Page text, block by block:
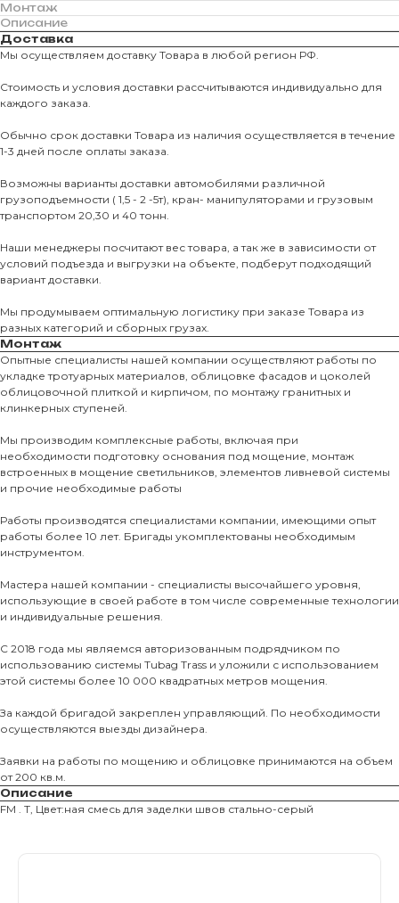
Монтаж
Описание
Доставка
Мы осуществляем доставку Товара в любой регион РФ.
Стоимость и условия доставки рассчитываются индивидуально для
каждого заказа.
Обычно срок доставки Товара из наличия осуществляется в течение
1-3 дней после оплаты заказа.
Возможны варианты доставки автомобилями различной
грузоподъемности ( 1,5 - 2 -5т), кран- манипуляторами и грузовым
транспортом 20,30 и 40 тонн.
Наши менеджеры посчитают вес товара, а так же в зависимости от
условий подъезда и выгрузки на объекте, подберут подходящий
вариант доставки.
Мы продумываем оптимальную логистику при заказе Товара из
разных категорий и сборных грузах.
Монтаж
Опытные специалисты нашей компании осуществляют работы по
укладке тротуарных материалов, облицовке фасадов и цоколей
облицовочной плиткой и кирпичом, по монтажу гранитных и
клинкерных ступеней.
Мы производим комплексные работы, включая при
необходимости подготовку основания под мощение, монтаж
встроенных в мощение светильников, элементов ливневой системы
и прочие необходимые работы
Работы производятся специалистами компании, имеющими опыт
работы более 10 лет. Бригады укомплектованы необходимым
инструментом.
Мастера нашей компании - специалисты высочайшего уровня,
использующие в своей работе в том числе современные технологии
и индивидуальные решения.
С 2018 года мы являемся авторизованным подрядчиком по
использованию системы Tubag Trass и уложили с использованием
этой системы более 10 000 квадратных метров мощения.
За каждой бригадой закреплен управляющий. По необходимости
осуществляются выезды дизайнера.
Заявки на работы по мощению и облицовке принимаются на объем
от 200 кв.м.
Описание
FM . T, Цвет:ная смесь для заделки швов стально-серый
ПОМОЩЬ
О КОМПАНИИ
Навесы,
Фасадные